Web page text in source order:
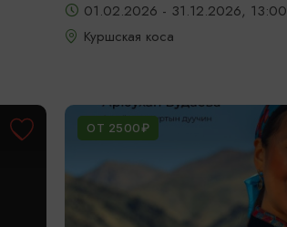
01.02.2026 - 31.12.2026, 13:00
Куршская коса
ОТ 2500₽